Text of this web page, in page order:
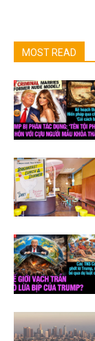
MOST READ